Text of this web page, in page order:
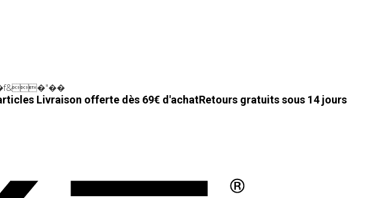
Livraison offerte dès 69€ d'achatRetours gratuits sous 14 jours